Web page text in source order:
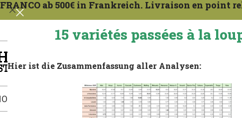
15 variétés passées à la
Hier ist die Zusammenfassung aller Analysen:
FRANCO ab 500€ in Frankreich. Livraison en point
Die große Auswahl an Bio-Houblons im
IM LAGER DER BLOGGESCHÄFTSBEDINGUNGEN